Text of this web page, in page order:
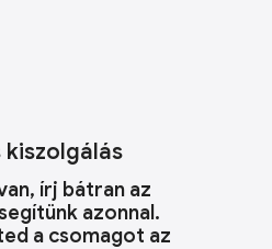
írj bátran az
azonnal.
a csomagot az